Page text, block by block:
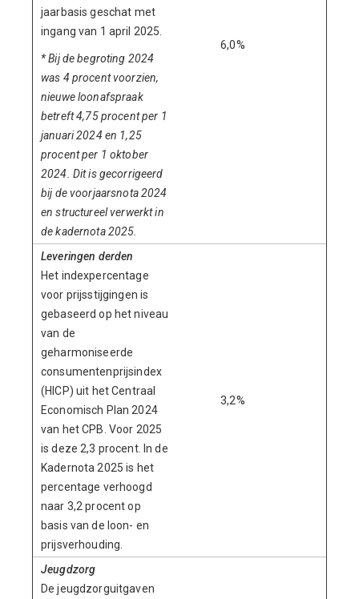
jaarbasis geschat met
ingang van 1 april 2025.
* Bij de begroting 2024
was 4 procent voorzien,
nieuwe loonafspraak
betreft 4,75 procent per 1
januari 2024 en 1,25
procent per 1 oktober
2024. Dit is gecorrigeerd
bij de voorjaarsnota 2024
en structureel verwerkt in
de kadernota 2025.
6,0%
Leveringen derden
Het indexpercentage
voor prijsstijgingen is
gebaseerd op het niveau
van de
geharmoniseerde
consumentenprijsindex
(HICP) uit het Centraal
Economisch Plan 2024
van het CPB. Voor 2025
is deze 2,3 procent. In de
Kadernota 2025 is het
percentage verhoogd
naar 3,2 procent op
basis van de loon- en
prijsverhouding.
3,2%
Jeugdzorg
De jeugdzorguitgaven